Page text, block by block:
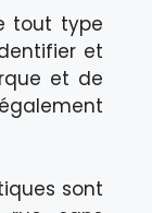
tout type
et
et de
sont